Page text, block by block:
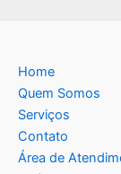
Home
Quem Somos
Serviços
Contato
Área de